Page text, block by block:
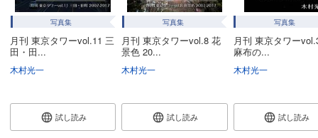
写真集
月刊 東京タワーvol.11 三
田・田...
木村光一
試し読み
写真集
月刊 東京タワーvol.8 花
景色 20...
木村光一
試し読み
写真集
月刊 東京タワー
麻布の...
木村光一
試し読み